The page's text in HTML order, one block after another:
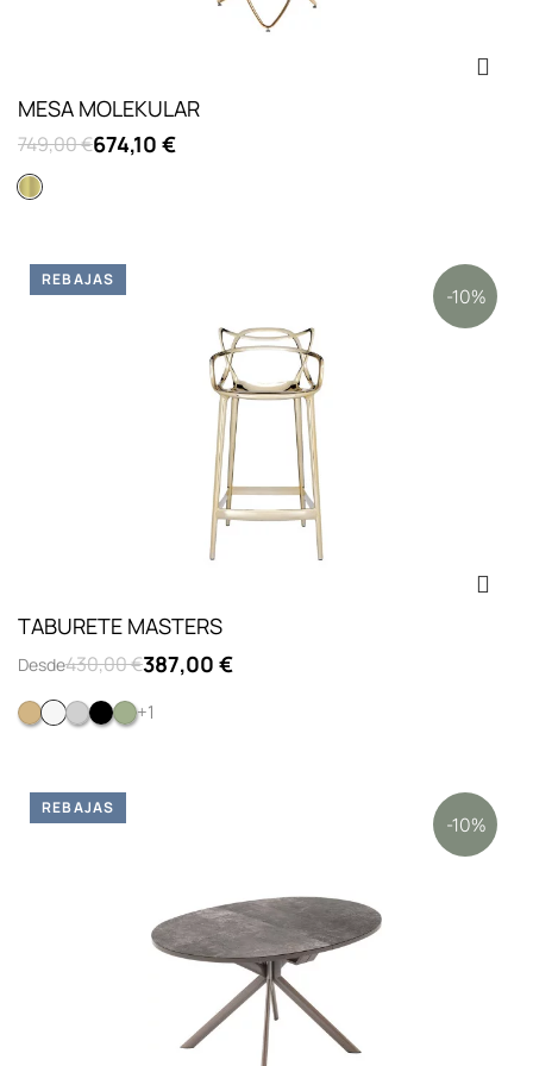
MESA MOLEKULAR
749,00 €674,10 €
Dorado
TABURETE MASTERS
Desde430,00 €387,00 €
Metalizado oro
Blanco
GRISNEGROVerde salvia
+1
-10%
REBAJAS
-10%
REBAJAS